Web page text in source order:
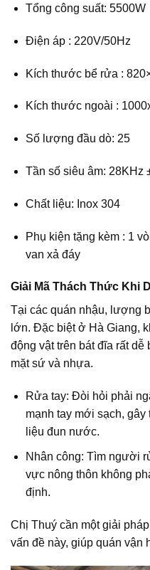
Tổng công suất: 5500W
Điện áp : 220V/50Hz
Kích thước bể rửa :
Kích thước ngoài :
Số lượng đầu dò: 25
Tần số siêu âm: 28KHz
Chất liệu: Inox 304
Phụ kiện tặng kèm : 1
van xả đáy
Giải Mã Thách Thức Khi
Tại các quán nhậu, lượng
lớn. Đặc biệt ở Hà Giang,
động vật trên bát đĩa rất
mặt sứ và nhựa.
Rửa tay: Đòi hỏi phải
mạnh tay mới sạch,
liệu đun nước.
Nhân công: Tìm người
vực nông thôn không
định.
Chị Thuý cần một giải
vấn đề này, giúp quán vận